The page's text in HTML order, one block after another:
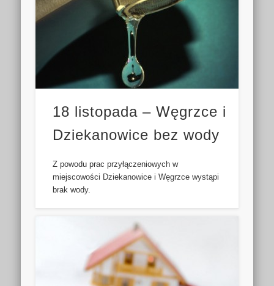
18 listopada – Węgrzce i
Dziekanowice bez wody
Z powodu prac przyłączeniowych w
miejscowości Dziekanowice i Węgrzce wystąpi
brak wody.